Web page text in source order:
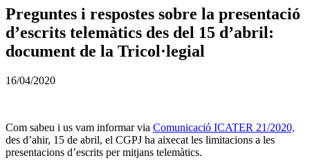
Preguntes i respostes sobre la presentació
d’escrits telemàtics des del 15 d’abril:
document de la Tricol·legial
16/04/2020
Com sabeu i us vam informar via Comunicació ICATER 21/2020,
des d’ahir, 15 de abril, el CGPJ ha aixecat les limitacions a les
presentacions d’escrits per mitjans telemàtics.